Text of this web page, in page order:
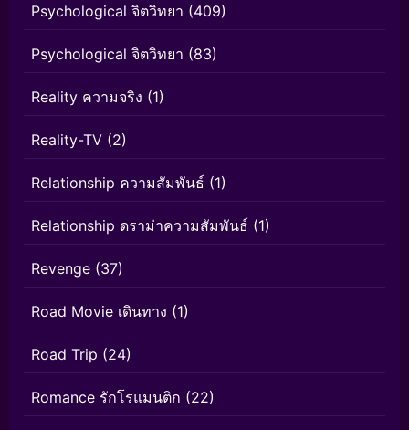
Psychological จิตวิทยา (409)
Psychological จิตวิทยา (83)
Reality ความจริง (1)
Reality-TV (2)
Relationship ความสัมพันธ์ (1)
Relationship ดราม่าความสัมพันธ์ (1)
Revenge (37)
Road Movie เดินทาง (1)
Road Trip (24)
Romance รักโรแมนติก (22)